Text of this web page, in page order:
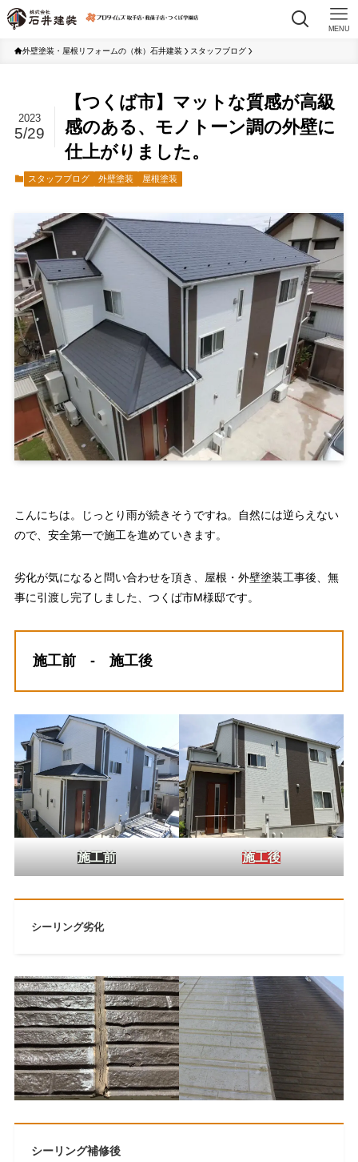
MENU
外壁塗装・屋根リフォームの（株）石井建装 スタッフブログ
【つくば市】マットな質感が高級
感のある、モノトーン調の外壁に
仕上がりました。
2023
5/29
スタッフブログ 外壁塗装 屋根塗装
こんにちは。じっとり雨が続きそうですね。自然には逆らえない
ので、安全第一で施工を進めていきます。
劣化が気になると問い合わせを頂き、屋根・外壁塗装工事後、無
事に引渡し完了しました、つくば市M様邸です。
施工前 - 施工後
施工前 施工後
シーリング劣化
シーリング補修後